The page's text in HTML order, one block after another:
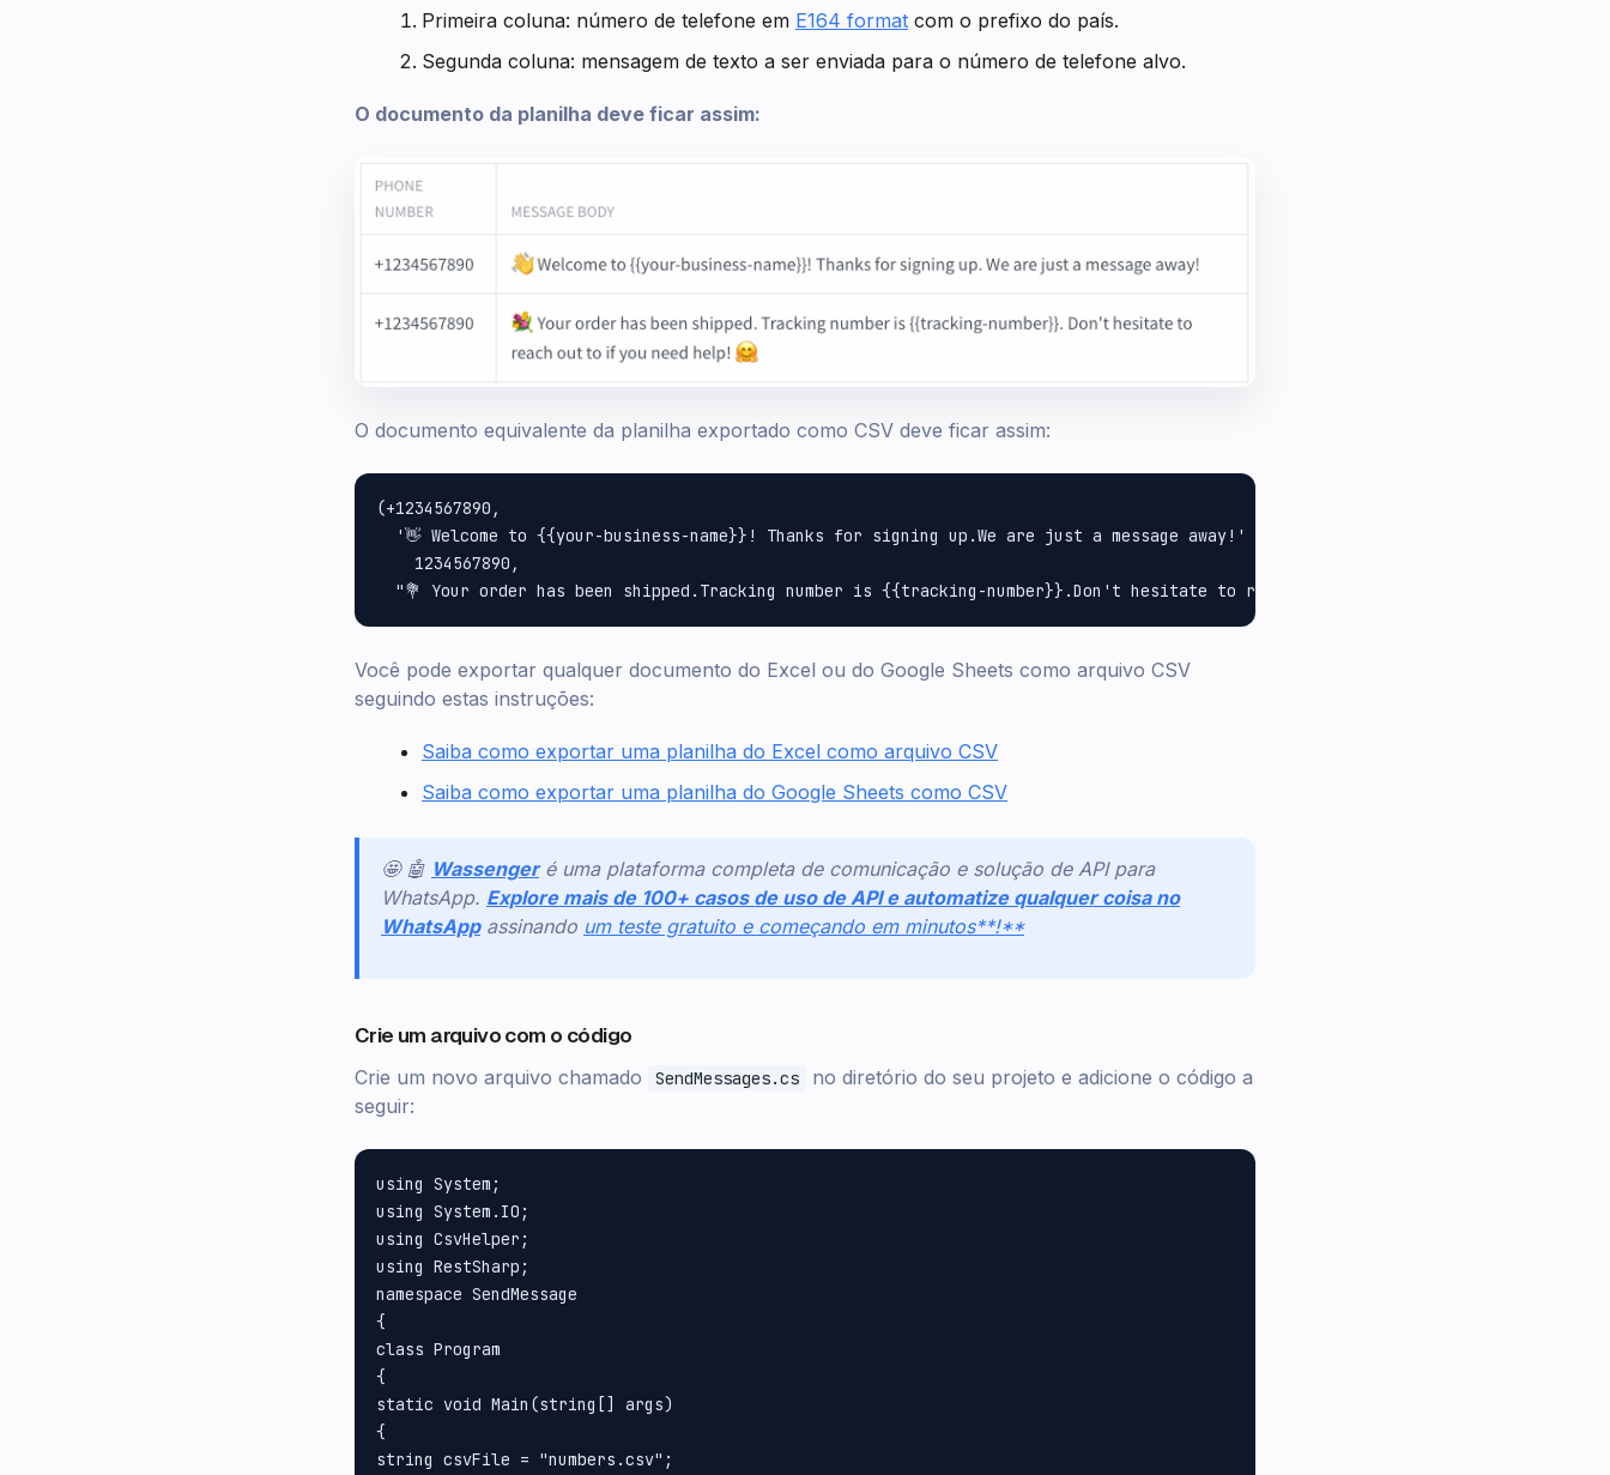
Primeira coluna: número de telefone em E164 format com o prefixo do país.
Segunda coluna: mensagem de texto a ser enviada para o número de telefone alvo.
O documento da planilha deve ficar assim:
O documento equivalente da planilha exportado como CSV deve ficar assim:
(+1234567890,
  '👋 Welcome to {{your-business-name}}! Thanks for signing up.We are just a message away!' +
    1234567890,
Você pode exportar qualquer documento do Excel ou do Google Sheets como arquivo CSV
seguindo estas instruções:
Saiba como exportar uma planilha do Excel como arquivo CSV
Saiba como exportar uma planilha do Google Sheets como CSV
🤩 🤖 Wassengeré uma plataforma completa de comunicação e solução de API para
WhatsApp. Explore mais de 100+ casos de uso de API e automatize qualquer coisa no
WhatsAppassinando um teste gratuito e começando em minutos**!**
Crie um arquivo com o código
Crie um novo arquivo chamado SendMessages.cs
no diretório do seu projeto e adicione o código a
seguir:
using System;
using System.IO;
using CsvHelper;
using RestSharp;
namespace SendMessage
{
class Program
{
static void Main(string[] args)
{
string csvFile = "numbers.csv";